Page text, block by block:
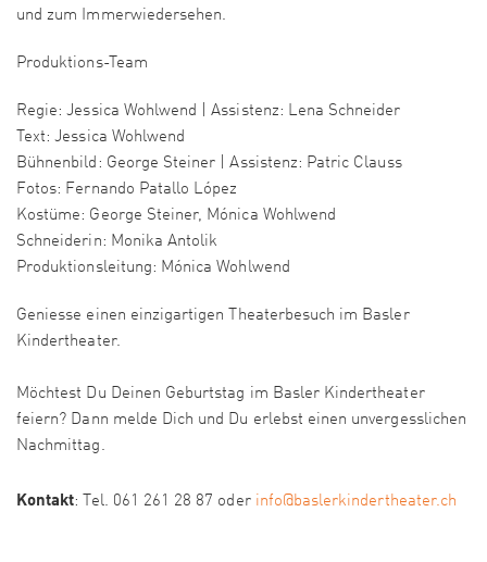
und zum Immerwiedersehen.
Produktions-Team
Regie: Jessica Wohlwend | Assistenz: Lena Schneider
Text: Jessica Wohlwend
Bühnenbild: George Steiner | Assistenz: Patric Clauss
Fotos: Fernando Patallo López
Kostüme: George Steiner, Mónica Wohlwend
Schneiderin: Monika Antolik
Produktionsleitung: Mónica Wohlwend
Geniesse einen einzigartigen Theaterbesuch im Basler
Kindertheater.
Möchtest Du Deinen Geburtstag im Basler Kindertheater
feiern? Dann melde Dich und Du erlebst einen unvergesslichen
Nachmittag.
Kontakt: Tel. 061 261 28 87 oder info@baslerkindertheater.ch